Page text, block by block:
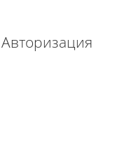
Авторизация